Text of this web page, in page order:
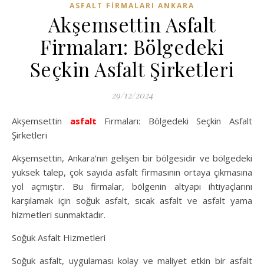
ASFALT FIRMALARI ANKARA
Akşemsettin Asfalt
Firmaları: Bölgedeki
Seçkin Asfalt Şirketleri
29/12/2024
Akşemsettin asfalt Firmaları: Bölgedeki Seçkin Asfalt
Şirketleri
Akşemsettin, Ankara’nın gelişen bir bölgesidir ve bölgedeki
yüksek talep, çok sayıda asfalt firmasının ortaya çıkmasına
yol açmıştır. Bu firmalar, bölgenin altyapı ihtiyaçlarını
karşılamak için soğuk asfalt, sıcak asfalt ve asfalt yama
hizmetleri sunmaktadır.
Soğuk Asfalt Hizmetleri
Soğuk asfalt, uygulaması kolay ve maliyet etkin bir asfalt